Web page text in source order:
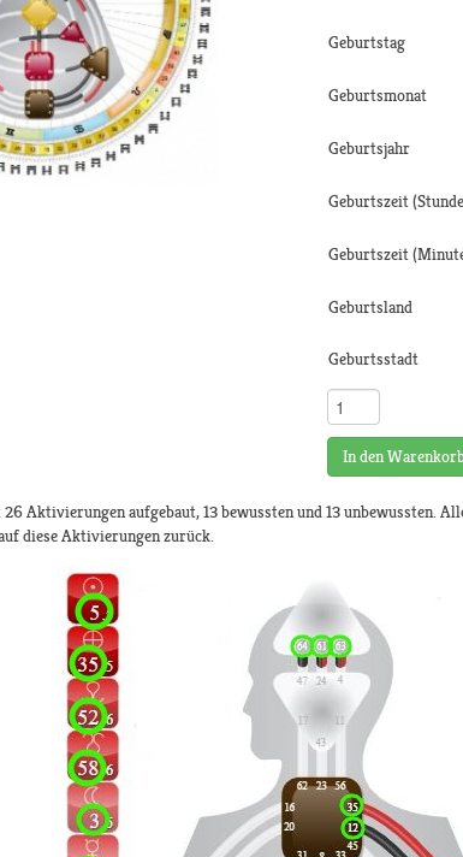
Geburtstag
Geburtsmonat
Geburtsjahr
Geburtszeit
Geburtszeit
Geburtsland
Geburtsstadt
In den
Aktivierungen aufgebaut, 13 bewussten und 13 unbewussten.
diese Aktivierungen zurück.